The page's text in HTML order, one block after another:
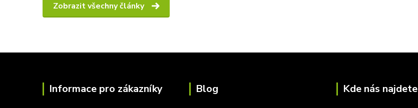
Zobrazit všechny články
Informace pro zákazníky Blog Kde nás najdete